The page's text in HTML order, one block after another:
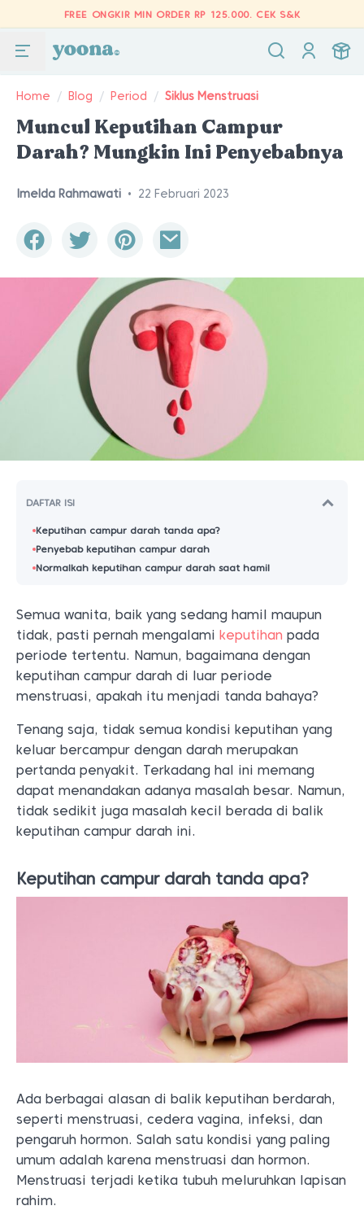
FREE ONGKIR MIN ORDER RP 125.000. CEK S&K
Home / Blog / Period / Siklus Menstruasi
Muncul Keputihan Campur
Darah? Mungkin Ini Penyebabnya
Imelda Rahmawati • 22 Februari 2023
DAFTAR ISI
Keputihan campur darah tanda apa?
Penyebab keputihan campur darah
Normalkah keputihan campur darah saat hamil
Semua wanita, baik yang sedang hamil maupun
tidak, pasti pernah mengalami keputihan pada
periode tertentu. Namun, bagaimana dengan
keputihan campur darah di luar periode
menstruasi, apakah itu menjadi tanda bahaya?
Tenang saja, tidak semua kondisi keputihan yang
keluar bercampur dengan darah merupakan
pertanda penyakit. Terkadang hal ini memang
dapat menandakan adanya masalah besar. Namun,
tidak sedikit juga masalah kecil berada di balik
keputihan campur darah ini.
Keputihan campur darah tanda apa?
Ada berbagai alasan di balik keputihan berdarah,
seperti menstruasi, cedera vagina, infeksi, dan
pengaruh hormon. Salah satu kondisi yang paling
umum adalah karena menstruasi dan hormon.
Menstruasi terjadi ketika tubuh meluruhkan lapisan
rahim.